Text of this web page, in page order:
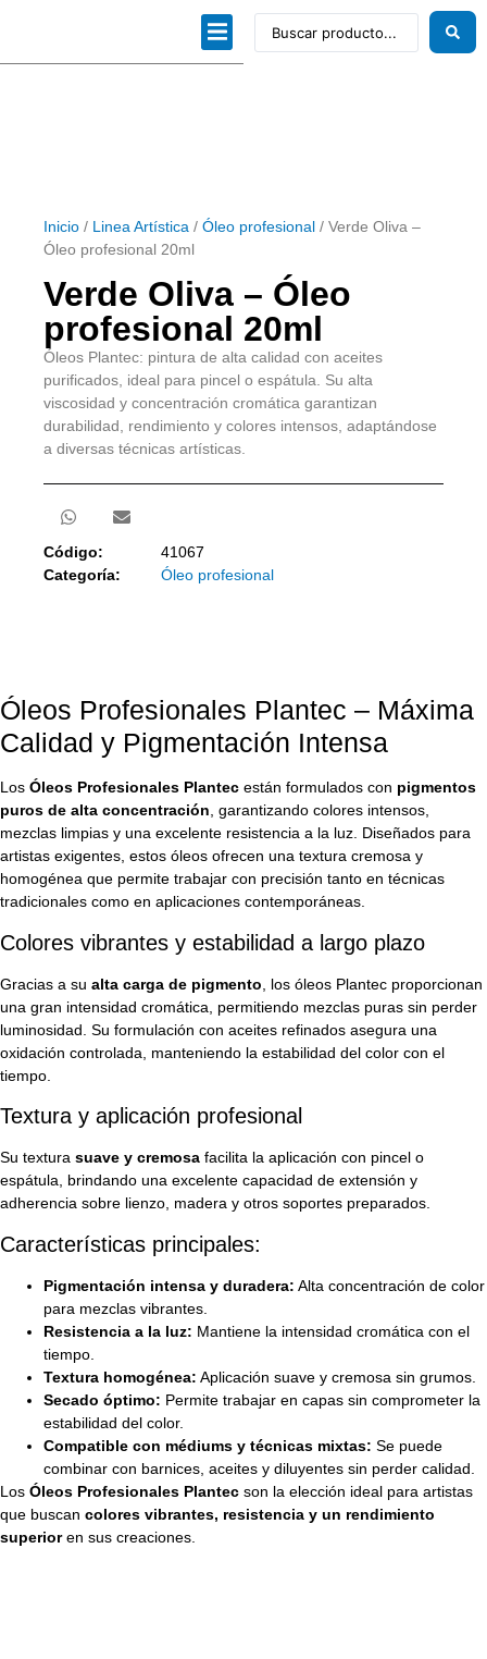
Inicio / Linea Artística / Óleo profesional / Verde Oliva –
Óleo profesional 20ml
Verde Oliva – Óleo
profesional 20ml
Óleos Plantec: pintura de alta calidad con aceites
purificados, ideal para pincel o espátula. Su alta
viscosidad y concentración cromática garantizan
durabilidad, rendimiento y colores intensos, adaptándose
a diversas técnicas artísticas.
Código:
41067
Categoría:
Óleo profesional
Óleos Profesionales Plantec – Máxima
Calidad y Pigmentación Intensa
Los Óleos Profesionales Plantec están formulados con pigmentos
puros de alta concentración, garantizando colores intensos,
mezclas limpias y una excelente resistencia a la luz. Diseñados para
artistas exigentes, estos óleos ofrecen una textura cremosa y
homogénea que permite trabajar con precisión tanto en técnicas
tradicionales como en aplicaciones contemporáneas.
Colores vibrantes y estabilidad a largo plazo
Gracias a su alta carga de pigmento , los óleos Plantec proporcionan
una gran intensidad cromática, permitiendo mezclas puras sin perder
luminosidad. Su formulación con aceites refinados asegura una
oxidación controlada, manteniendo la estabilidad del color con el
tiempo.
Textura y aplicación profesional
Su textura suave y cremosa facilita la aplicación con pincel o
espátula, brindando una excelente capacidad de extensión y
adherencia sobre lienzo, madera y otros soportes preparados.
Características principales:
Pigmentación intensa y duradera: Alta concentración de color
para mezclas vibrantes.
Resistencia a la luz: Mantiene la intensidad cromática con el
tiempo.
Textura homogénea: Aplicación suave y cremosa sin grumos.
Secado óptimo: Permite trabajar en capas sin comprometer la
estabilidad del color.
Compatible con médiums y técnicas mixtas: Se puede
combinar con barnices, aceites y diluyentes sin perder calidad.
Los Óleos Profesionales Plantec son la elección ideal para artistas
que buscan colores vibrantes, resistencia y un rendimiento
superioren sus creaciones.